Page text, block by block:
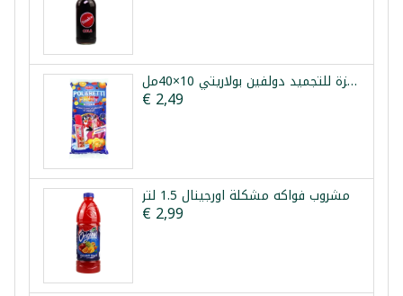
مثلجات فواكه جاهزة للتجميد دولفين بولاريتي 10×40مل
€ 2,49
مشروب فواكه مشكلة اورجينال 1.5 لتر
€ 2,99